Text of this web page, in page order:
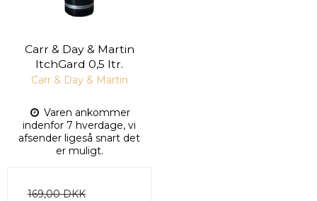
Carr & Day & Martin
ItchGard 0,5 ltr.
Carr & Day & Martin
Varen ankommer
indenfor 7 hverdage, vi
afsender ligeså snart det
er muligt.
169,00 DKK